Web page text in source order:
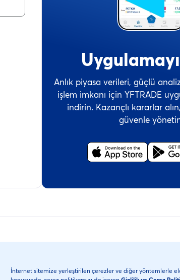
Anlık piyasa verileri, güçlü
işlem imkanı için YFTRADE
indirin. Kazançlı kararlar alın,
güvenle
İnternet sitemize yerleştirilen çerezler ve diğer yöntemlerle